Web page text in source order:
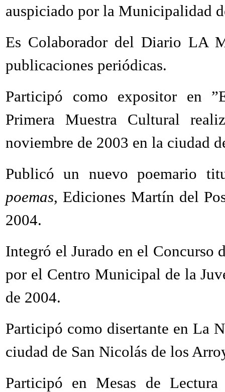
auspiciado por la Municipalidad
Es Colaborador del Diario LA
publicaciones periódicas.
Participó como expositor en
Primera Muestra Cultural
noviembre de 2003 en la ciudad
Publicó un nuevo poemario
poemas, Ediciones Martín del
2004.
Integró el Jurado en el Concurso
por el Centro Municipal de la
de 2004.
Participó como disertante en La
ciudad de San Nicolás de los
Participó en Mesas de